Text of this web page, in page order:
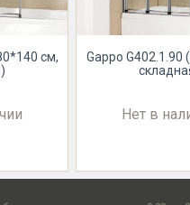
см,
Gappo G402.1.90
Нет в